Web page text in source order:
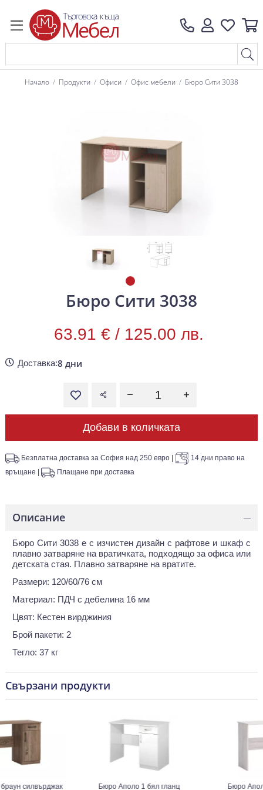
Начало Продукти Офиси Офис мебели Бюро Сити 3038
Бюро Сити 3038
63.91 € / 125.00 лв.
Доставка:8 дни
Добави в количката
Безплатна доставка за София над 250 евро
14 дни право на
връщане
Плащане при доставка
Описание —
Бюро Сити 3038 е с изчистен дизайн с рафтове и шкаф с
плавно затваряне на вратичката, подходящо за офиса или
детската стая. Плавно затваряне на вратите.
Размери: 120/60/76 см
Материал: ПДЧ с дебелина 16 мм
Цвят: Кестен вирджиния
Брой пакети: 2
Тегло: 37 кг
Свързани продукти
силвърджак Бюро Аполо 1 бял гланц Бюро Аполо 1